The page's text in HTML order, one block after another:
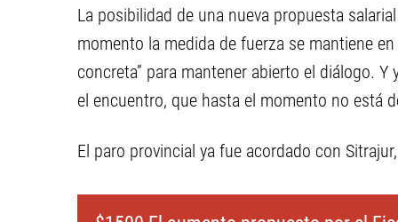
La posibilidad de una nueva propuesta
momento la medida de fuerza se mantiene
concreta” para mantener abierto el diálogo.
el encuentro, que hasta el momento no está
El paro provincial ya fue acordado con